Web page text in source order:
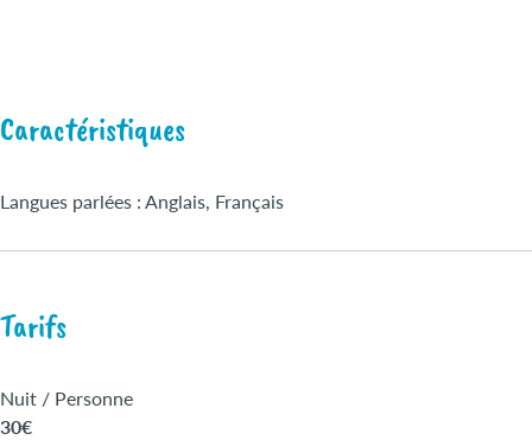
Caractéristiques
Langues parlées : Anglais, Français
Tarifs
Nuit / Personne
30€